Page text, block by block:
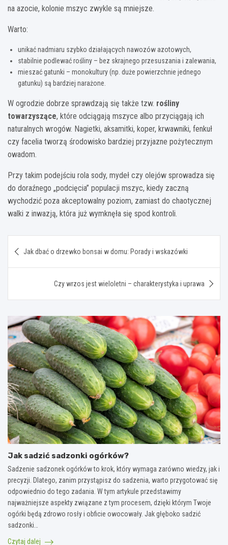
na azocie, kolonie mszyc zwykle są mniejsze.
Warto:
unikać nadmiaru szybko działających nawozów azotowych,
stabilnie podlewać rośliny – bez skrajnego przesuszania i zalewania,
mieszać gatunki – monokultury (np. duże powierzchnie jednego
gatunku) są bardziej narażone.
W ogrodzie dobrze sprawdzają się także tzw. rośliny
towarzyszące, które odciągają mszyce albo przyciągają ich
naturalnych wrogów. Nagietki, aksamitki, koper, krwawniki, fenkuł
czy facelia tworzą środowisko bardziej przyjazne pożytecznym
owadom.
Przy takim podejściu rola sody, mydeł czy olejów sprowadza się
do doraźnego „podcięcia” populacji mszyc, kiedy zaczną
wychodzić poza akceptowalny poziom, zamiast do chaotycznej
walki z inwazją, która już wymknęła się spod kontroli.
wpisu
Jak dbać o drzewko bonsai w domu: Porady i wskazówki
Czy wrzos jest wieloletni – charakterystyka i uprawa
Jak sadzić sadzonki ogórków?
Sadzenie sadzonek ogórków to krok, który wymaga zarówno wiedzy, jak i
precyzji. Dlatego, zanim przystąpisz do sadzenia, warto przygotować się
odpowiednio do tego zadania. W tym artykule przedstawimy
najważniejsze aspekty związane z tym procesem, dzięki którym Twoje
ogórki będą zdrowo rosły i obficie owocowały. Jak głęboko sadzić
sadzonki…
Czytaj dalej